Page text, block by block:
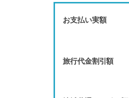
お支払い実額
旅行代金割引額